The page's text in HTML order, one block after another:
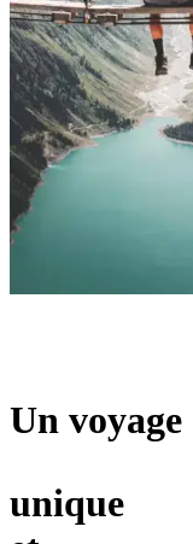
Un voyage
unique